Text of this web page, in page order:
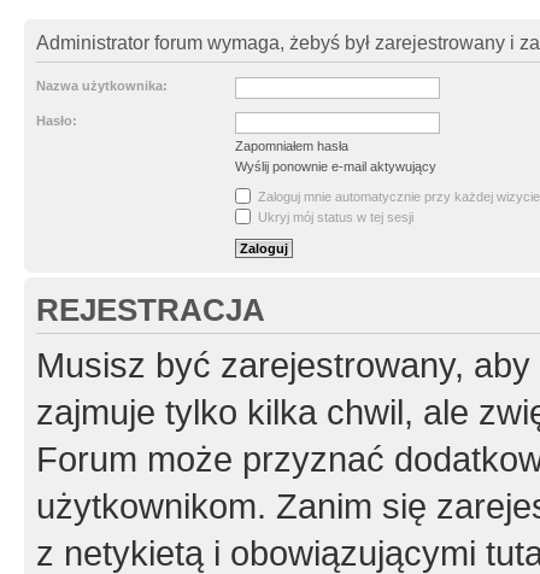
Administrator forum wymaga, żebyś był zarejestrowany i
Nazwa użytkownika:
Hasło:
Zapomniałem hasła
Wyślij ponownie e-mail aktywujący
Zaloguj mnie automatycznie przy każdej wizycie
Ukryj mój status w tej sesji
REJESTRACJA
Musisz być zarejestrowany,
zajmuje tylko kilka chwil, ale
Forum może przyznać
użytkownikom. Zanim się
z netykietą i obowiązującymi